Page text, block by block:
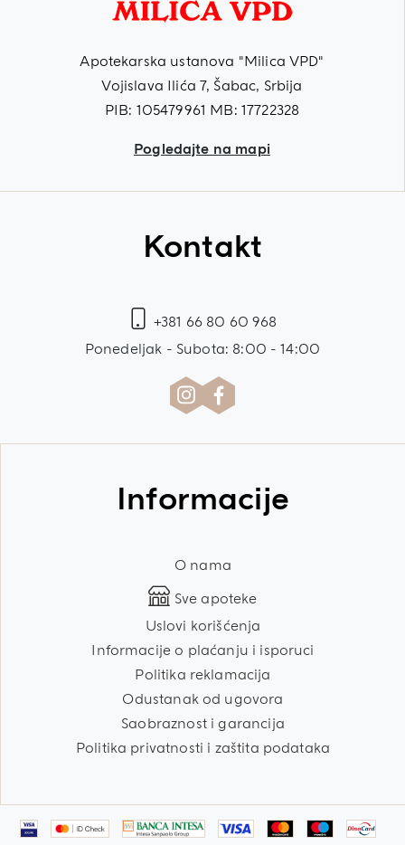
Apotekarska ustanova "Milica VPD"
Vojislava Ilića 7, Šabac, Srbija
PIB: 105479961 MB: 17722328
Pogledajte na mapi
Kontakt
+381 66 80 60 968
Ponedeljak - Subota: 8:00 - 14:00
Informacije
O nama
Sve apoteke
Uslovi korišćenja
Informacije o plaćanju i isporuci
Politika reklamacija
Odustanak od ugovora
Saobraznost i garancija
Politika privatnosti i zaštita podataka